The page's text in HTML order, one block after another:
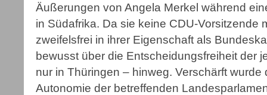
Äußerungen von Angela Merkel während
in Südafrika. Da sie keine CDU-Vorsitzende
zweifelsfrei in ihrer Eigenschaft als
bewusst über die Entscheidungsfreiheit der
nur in Thüringen – hinweg. Verschärft
Autonomie der betreffenden